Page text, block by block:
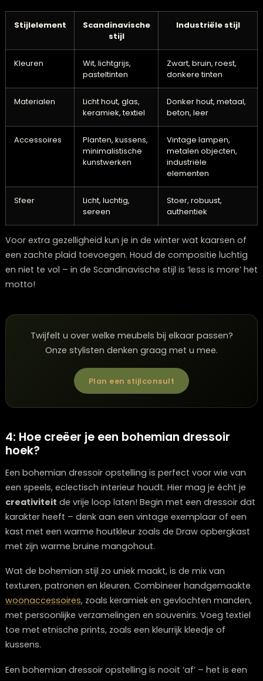
dressoir of een wit exemplaar met subtiele houten
vormt hiervoor de perfecte basis. Deze stijl draait om
aandacht voor natuurlijke elementen.
Combineer je lichte dressoir met zachte materialen en
natuurlijke accenten. Denk aan een verzameling
uitstraling en enkele goed geplaatste planten voor
vleugje frisheid. Een rieten mand of een verzameling
versterken.
stijl
Kleuren
Wit, lichtgrijs,
Zwart, bruin, roest,
Materialen Licht hout, glas,
keramiek, textiel
Donker hout,
beton, leer
kunstwerken
metalen objecten,
industriële
sereen
authentiek
Voor extra gezelligheid kun je in de winter wat
een zachte plaid toevoegen. Houd de compositie
en niet te vol – in de Scandinavische stijl is ‘less is
motto!
Twijfelt u over welke meubels bij elkaar passen?
Onze stylisten denken graag met u mee.
Plan een stijlconsult